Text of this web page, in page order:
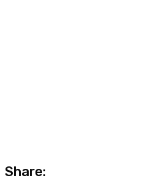
Share: